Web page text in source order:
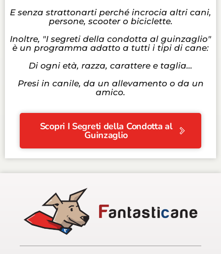
E senza strattonarti perché incrocia altri cani,
persone, scooter o biciclette.
Inoltre, "I segreti della condotta al guinzaglio"
è un programma adatto a tutti i tipi di cane:
Di ogni età, razza, carattere e taglia...
Presi in canile, da un allevamento o da un
amico.
Scopri I Segreti della Condotta al
Guinzaglio